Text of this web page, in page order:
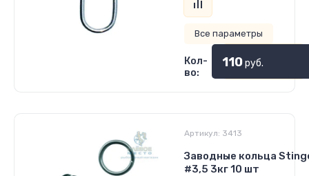
Все параметры
Кол-
во:
110руб.
Артикул: 3413
Заводные кольца
#3,5 3кг 10 шт